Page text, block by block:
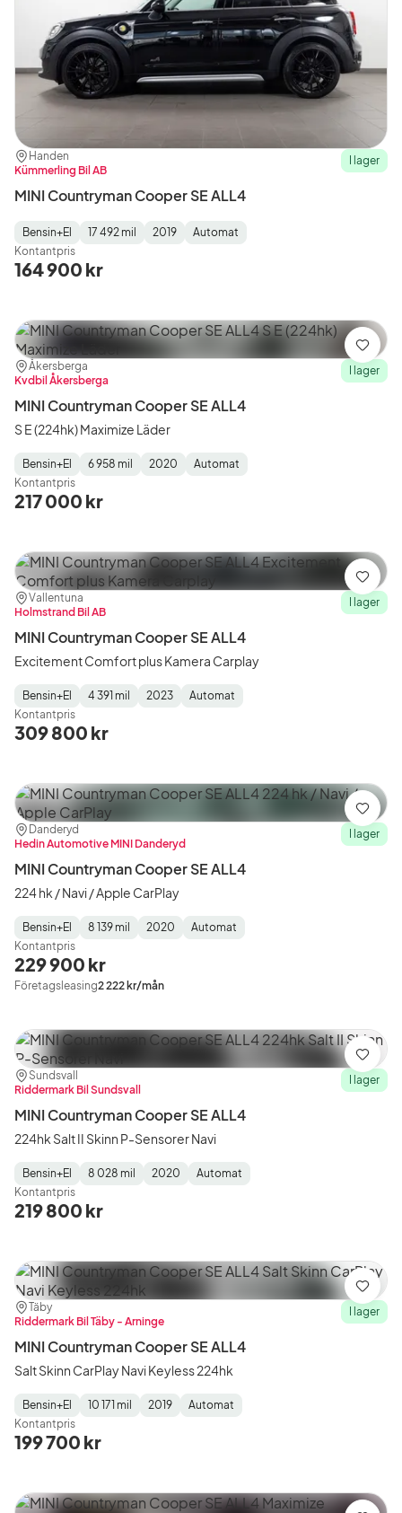
Plats:
Handen
Återförsäljare:
Kümmerling Bil AB
I lager
MINI Countryman Cooper SE ALL4
Fuel
Type:
Bensin+El
Mätarställning:
17 492 mil
Model
Year:
2019
Gearbox
Type:
Automat
Kontantpris
164 900 kr
Plats:
Åkersberga
Återförsäljare:
Kvdbil Åkersberga
I lager
MINI Countryman Cooper SE ALL4
S E (224hk) Maximize Läder
Fuel
Type:
Bensin+El
Mätarställning:
6 958 mil
Model
Year:
2020
Gearbox
Type:
Automat
Kontantpris
217 000 kr
Spara
Plats:
Vallentuna
Återförsäljare:
Holmstrand Bil AB
I lager
MINI Countryman Cooper SE ALL4
Excitement Comfort plus Kamera Carplay
Fuel
Type:
Bensin+El
Mätarställning:
4 391 mil
Model
Year:
2023
Gearbox
Type:
Automat
Kontantpris
309 800 kr
Spara
Plats:
Danderyd
Återförsäljare:
Hedin Automotive MINI Danderyd
I lager
MINI Countryman Cooper SE ALL4
224 hk / Navi / Apple CarPlay
Fuel
Type:
Bensin+El
Mätarställning:
8 139 mil
Model
Year:
2020
Gearbox
Type:
Automat
Kontantpris
229 900 kr
Företagsleasing2 222 kr/mån
Spara
Plats:
Sundsvall
Återförsäljare:
Riddermark Bil Sundsvall
I lager
MINI Countryman Cooper SE ALL4
224hk Salt II Skinn P-Sensorer Navi
Fuel
Type:
Bensin+El
Mätarställning:
8 028 mil
Model
Year:
2020
Gearbox
Type:
Automat
Kontantpris
219 800 kr
Spara
Plats:
Täby
Återförsäljare:
Riddermark Bil Täby - Arninge
I lager
MINI Countryman Cooper SE ALL4
Salt Skinn CarPlay Navi Keyless 224hk
Fuel
Type:
Bensin+El
Mätarställning10 171 mil
Model
Year:
2019
Gearbox
Type:
Automat
Kontantpris
199 700 kr
Spara